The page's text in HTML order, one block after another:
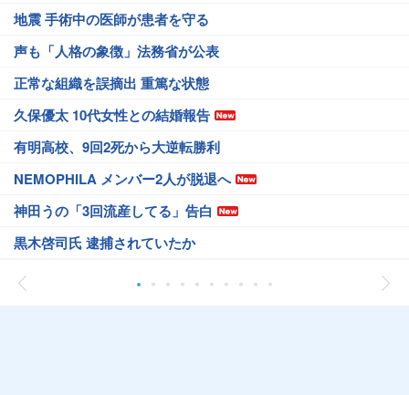
地震 手術中の医師が患者を守る
声も「人格の象徴」法務省が公表
正常な組織を誤摘出 重篤な状態
久保優太 10代女性との結婚報告
有明高校、9回2死から大逆転勝利
NEMOPHILA メンバー2人が脱退へ
神田うの「3回流産してる」告白
黒木啓司氏 逮捕されていたか